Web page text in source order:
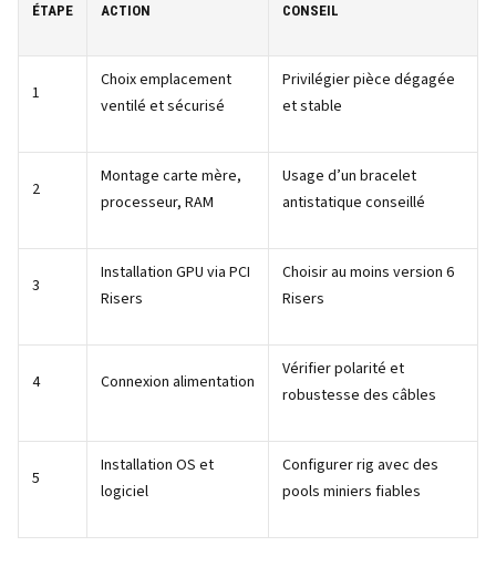
ÉTAPE ACTION CONSEIL
1
Choix emplacement
ventilé et sécurisé
Privilégier pièce dégagée
et stable
2
Montage carte mère,
processeur, RAM
Usage d’un bracelet
antistatique conseillé
3
Installation GPU via PCI
Risers
Choisir au moins version 6
Risers
4 Connexion alimentation
Vérifier polarité et
robustesse des câbles
5
Installation OS et
logiciel
Configurer rig avec des
pools miniers fiables